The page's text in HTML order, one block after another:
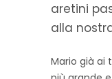
aretini
alla
Mario già ai